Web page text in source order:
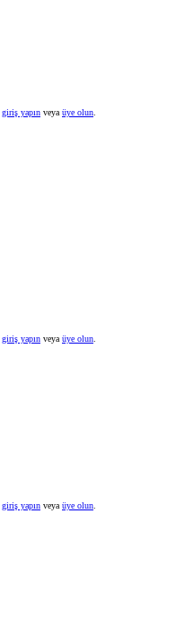
giriş yapın veya üye olun
giriş yapın veya üye olun
giriş yapın veya üye olun